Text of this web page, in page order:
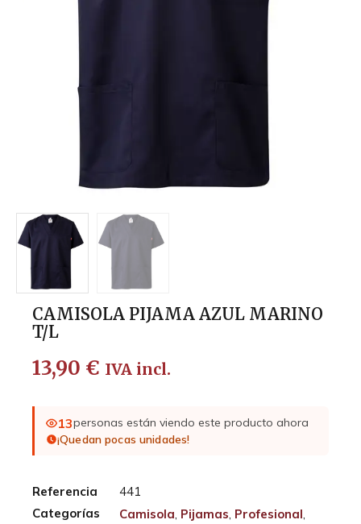
CAMISOLA PIJAMA AZUL MARINO
T/L
13,90 € IVA incl.
13personas están viendo este producto ahora
¡Quedan pocas unidades!
Referencia
441
Categorías
Camisola, Pijamas, Profesional,